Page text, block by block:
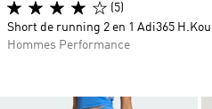
(5)
Short de running 2 en 1 Adi365
Hommes Performance